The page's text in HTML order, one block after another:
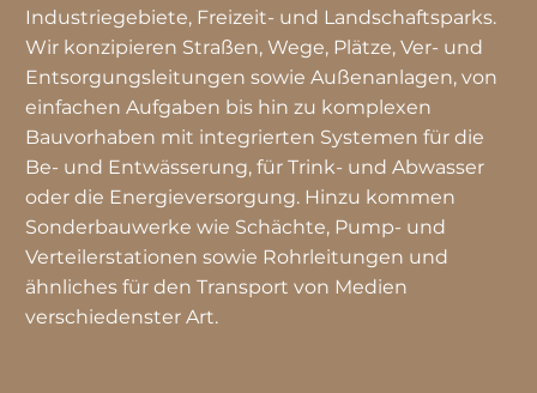
Industriegebiete, Freizeit- und Landschaftsparks.
Wir konzipieren Straßen, Wege, Plätze, Ver- und
Entsorgungsleitungen sowie Außenanlagen, von
einfachen Aufgaben bis hin zu komplexen
Bauvorhaben mit integrierten Systemen für die
Be- und Entwässerung, für Trink- und Abwasser
oder die Energieversorgung. Hinzu kommen
Sonderbauwerke wie Schächte, Pump- und
Verteilerstationen sowie Rohrleitungen und
ähnliches für den Transport von Medien
verschiedenster Art.